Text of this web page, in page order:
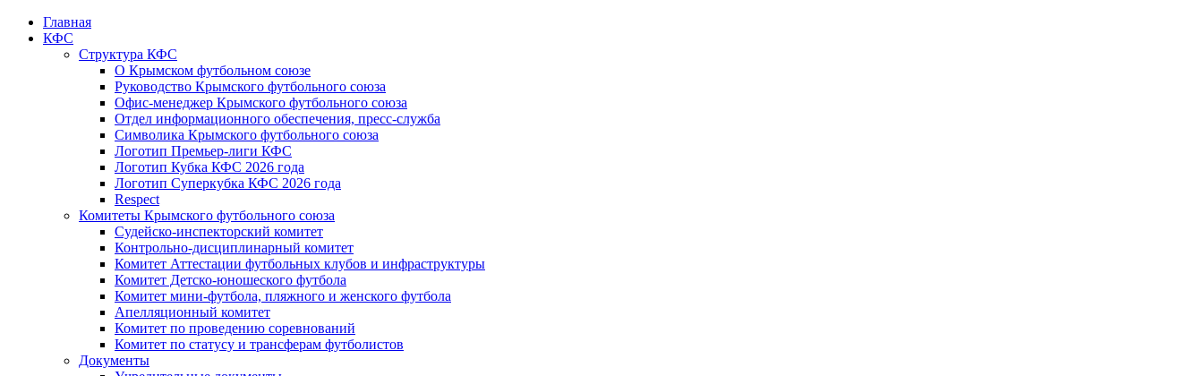
Главная
КФС
Структура КФС
О Крымском футбольном союзе
Руководство Крымского футбольного союза
Офис-менеджер Крымского футбольного союза
Отдел информационного обеспечения, пресс-служба
Символика Крымского футбольного союза
Логотип Премьер-лиги КФС
Логотип Кубка КФС 2026 года
Логотип Суперкубка КФС 2026 года
Respect
Комитеты Крымского футбольного союза
Судейско-инспекторский комитет
Контрольно-дисциплинарный комитет
Комитет Аттестации футбольных клубов и инфраструктуры
Комитет Детско-юношеского футбола
Комитет мини-футбола, пляжного и женского футбола
Апелляционный комитет
Комитет по проведению соревнований
Комитет по статусу и трансферам футболистов
Документы